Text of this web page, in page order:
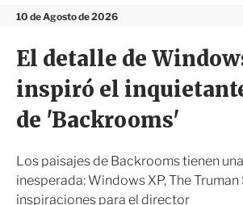
n
10 de Agosto de 2026
i
r
El detalle de
inspiró el
de 'Backrooms'
Los paisajes de Backrooms tienen
inesperada: Windows XP, The
inspiraciones para el director